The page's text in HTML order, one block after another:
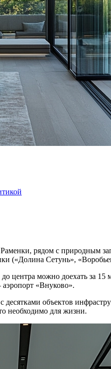
рядом с
(«Долина Сетунь»,
центра можно доехать за
«Внуково».
объектов
необходимо для жизни.